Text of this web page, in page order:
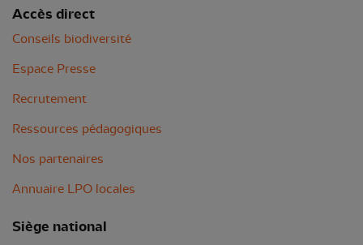
Accès direct
Conseils biodiversité
Espace Presse
Recrutement
Ressources pédagogiques
Nos partenaires
Annuaire LPO locales
Siège national